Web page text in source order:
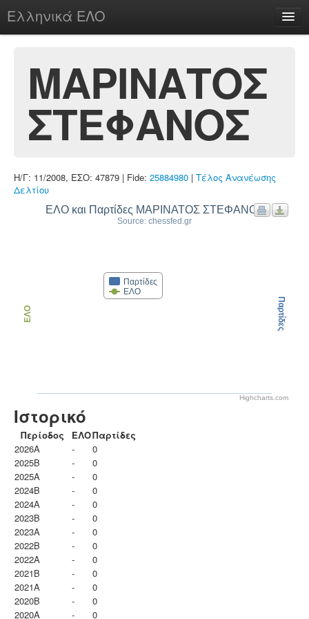
Ελληνικά ΕΛΟ
chesstu.be @ discord
Login
ΜΑΡΙΝΑΤΟΣ
ΣΤΕΦΑΝΟΣ
Η/Γ: 11/2008, ΕΣΟ: 47879 | Fide: 25884980 | Τέλος Ανανέωσης
Δελτίου
ΕΛΟ και Παρτίδες ΜΑΡΙΝΑΤΟΣ ΣΤΕΦΑΝΟΣ
Source: chessfed.gr
Παρτίδες
ΕΛΟ
ΕΛΟ Παρτίδες
Highcharts.com
Ιστορικό
Περίοδος ΕΛΟΠαρτίδες
2026A
-
0
2025B
-
0
2025A
-
0
2024B
-
0
2024A
-
0
2023B
-
0
2023Α
-
0
2022B
-
0
2022A
-
0
2021B
-
0
2021A
-
0
2020B
-
0
2020A
- 0